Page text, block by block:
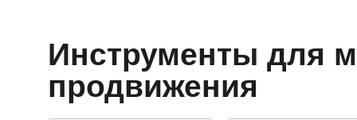
Инструменты для
продвижения